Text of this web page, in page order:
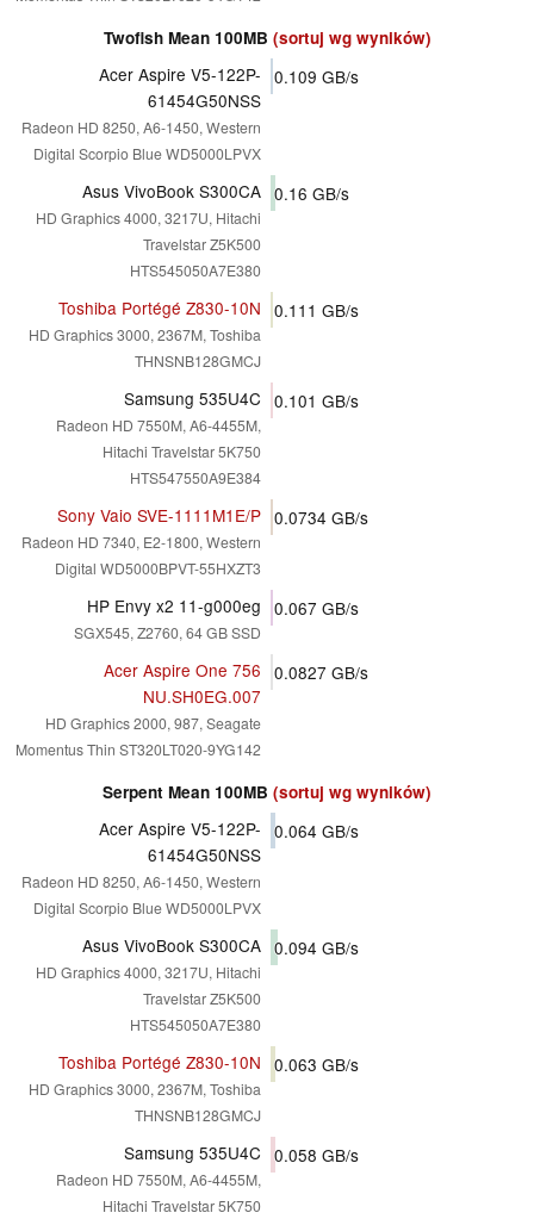
Twofish Mean 100MB (sortuj wg wyników)
Acer Aspire V5-122P-
61454G50NSS
Radeon HD 8250, A6-1450, Western
Digital Scorpio Blue WD5000LPVX
0.109 GB/s
Asus VivoBook S300CA
HD Graphics 4000, 3217U, Hitachi
Travelstar Z5K500
HTS545050A7E380
0.16 GB/s
Toshiba Portégé Z830-10N
HD Graphics 3000, 2367M, Toshiba
THNSNB128GMCJ
0.111 GB/s
Samsung 535U4C
Radeon HD 7550M, A6-4455M,
Hitachi Travelstar 5K750
HTS547550A9E384
0.101 GB/s
Sony Vaio SVE-1111M1E/P
Radeon HD 7340, E2-1800, Western
Digital WD5000BPVT-55HXZT3
0.0734 GB/s
HP Envy x2 11-g000eg
SGX545, Z2760, 64 GB SSD
0.067 GB/s
Acer Aspire One 756
NU.SH0EG.007
HD Graphics 2000, 987, Seagate
Momentus Thin ST320LT020-9YG142
0.0827 GB/s
Serpent Mean 100MB (sortuj wg wyników)
Acer Aspire V5-122P-
61454G50NSS
Radeon HD 8250, A6-1450, Western
Digital Scorpio Blue WD5000LPVX
0.064 GB/s
Asus VivoBook S300CA
HD Graphics 4000, 3217U, Hitachi
Travelstar Z5K500
HTS545050A7E380
0.094 GB/s
Toshiba Portégé Z830-10N
HD Graphics 3000, 2367M, Toshiba
THNSNB128GMCJ
0.063 GB/s
Samsung 535U4C
Radeon HD 7550M, A6-4455M,
Hitachi Travelstar 5K750
0.058 GB/s